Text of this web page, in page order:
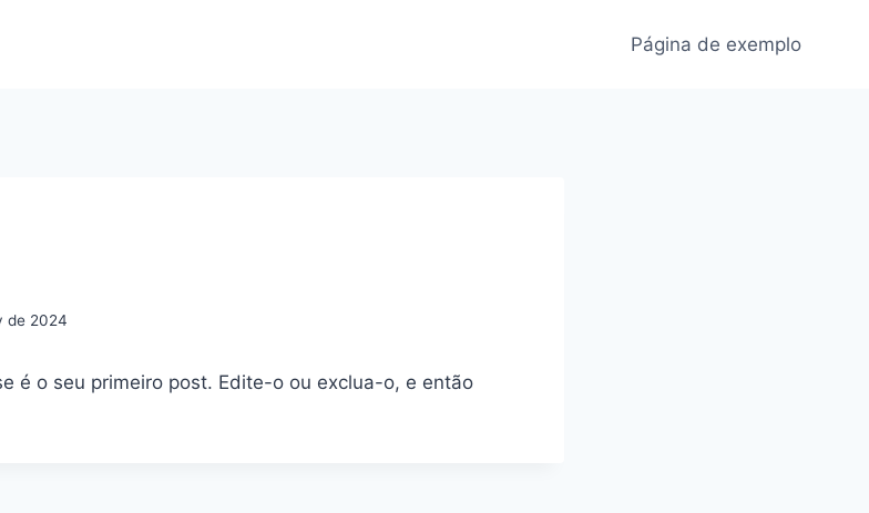
Página de exemplo
de 2024
é o seu primeiro post. Edite-o ou exclua-o, e então